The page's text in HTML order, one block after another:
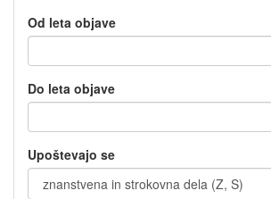
Od leta objave
Do leta objave
Upoštevajo se